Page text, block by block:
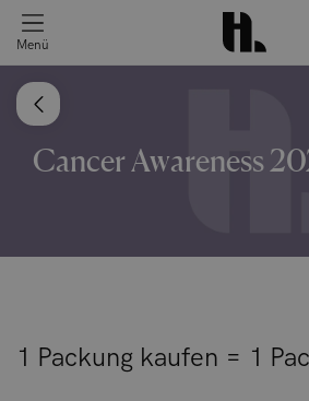
Menü
Cancer Awareness
1 Packung kaufen = 1